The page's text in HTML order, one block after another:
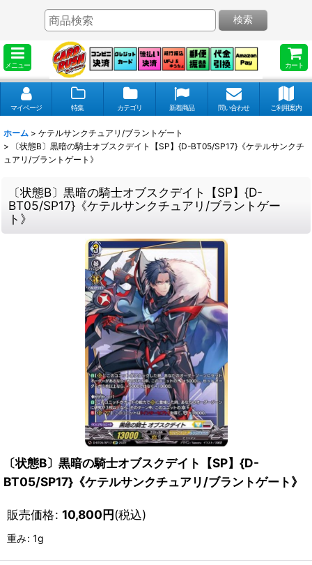
メニュー カート
検索
マイページ 特集 カテゴリ 新着商品 問い合わせ ご利用案内
ホーム > ケテルサンクチュアリ/ブラントゲート
>
〔状態B〕黒暗の騎士オブスクデイト【SP】{D-BT05/SP17}《ケテルサンクチ
ュアリ/ブラントゲート》
〔状態B〕黒暗の騎士オブスクデイト【SP】{D-
BT05/SP17}《ケテルサンクチュアリ/ブラントゲー
ト》
〔状態B〕黒暗の騎士オブスクデイト【SP】{D-
BT05/SP17}《ケテルサンクチュアリ/ブラントゲート》
販売価格: 10,800円(税込)
重み: 1g